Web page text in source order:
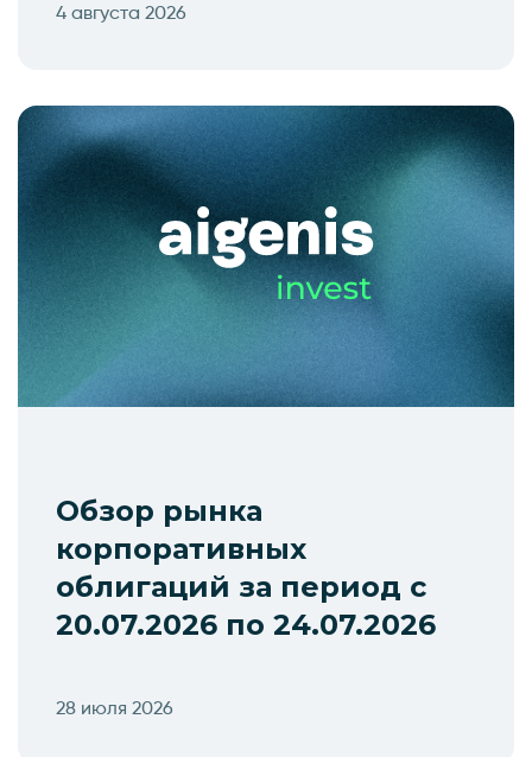
4 августа 2026
Обзор рынка
корпоративных
облигаций за период с
20.07.2026 по 24.07.2026
28 июля 2026